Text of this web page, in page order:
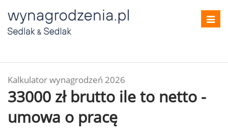
Kalkulator wynagrodzeń 2026
33000 zł brutto ile to netto -
umowa o pracę